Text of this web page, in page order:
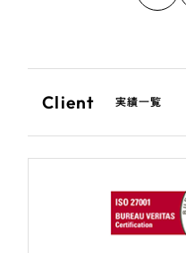
Client 実績一覧